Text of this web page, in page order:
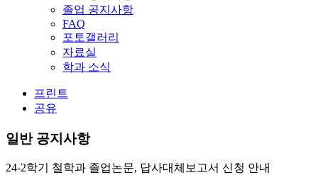
졸업 공지사항
FAQ
포토갤러리
자료실
학과 소식
프린트
공유
일반 공지사항
24-2학기 철학과 졸업논문, 답사대체보고서 신청 안내